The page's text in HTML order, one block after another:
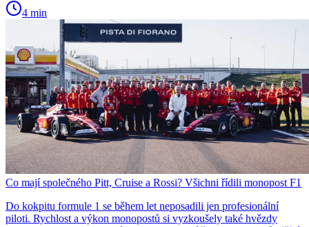
4 min
Co mají společného Pitt, Cruise a Rossi? Všichni řídili monopost F1
Do kokpitu formule 1 se během let neposadili jen profesionální
piloti. Rychlost a výkon monopostů si vyzkoušely také hvězdy